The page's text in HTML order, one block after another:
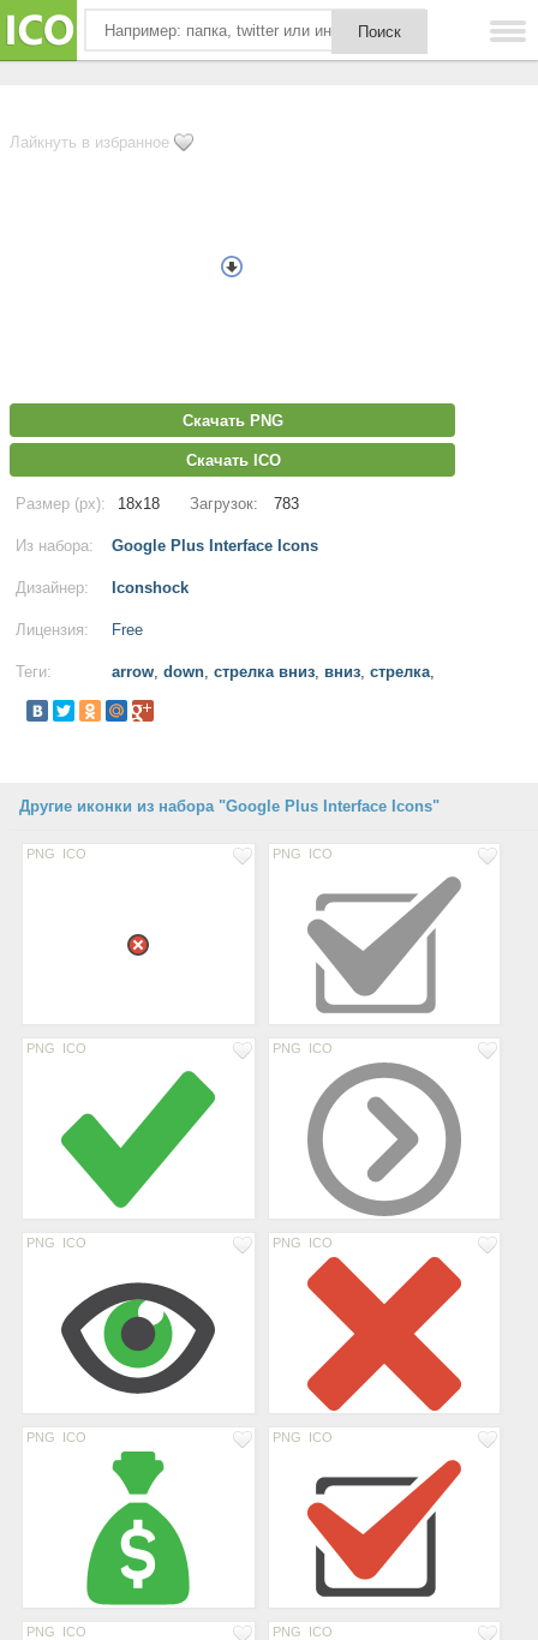
Лайкнуть в избранное
Скачать PNG
Скачать ICO
Размер (px): 18x18 Загрузок: 783
Из набора: Google Plus Interface Icons
Дизайнер: Iconshock
Лицензия: Free
Теги: arrow, down, стрелка вниз, вниз, стрелка,
Другие иконки из набора "Google Plus Interface Icons"
PNG ICO PNG ICO
PNG ICO PNG ICO
PNG ICO PNG ICO
PNG ICO PNG ICO
PNG ICO PNG ICO